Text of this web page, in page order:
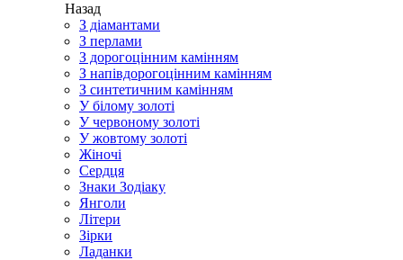
Назад
З діамантами
З перлами
З дорогоцінним камінням
З напівдорогоцінним камінням
З синтетичним камінням
У білому золоті
У червоному золоті
У жовтому золоті
Жіночі
Сердця
Знаки Зодіаку
Янголи
Літери
Зірки
Ладанки